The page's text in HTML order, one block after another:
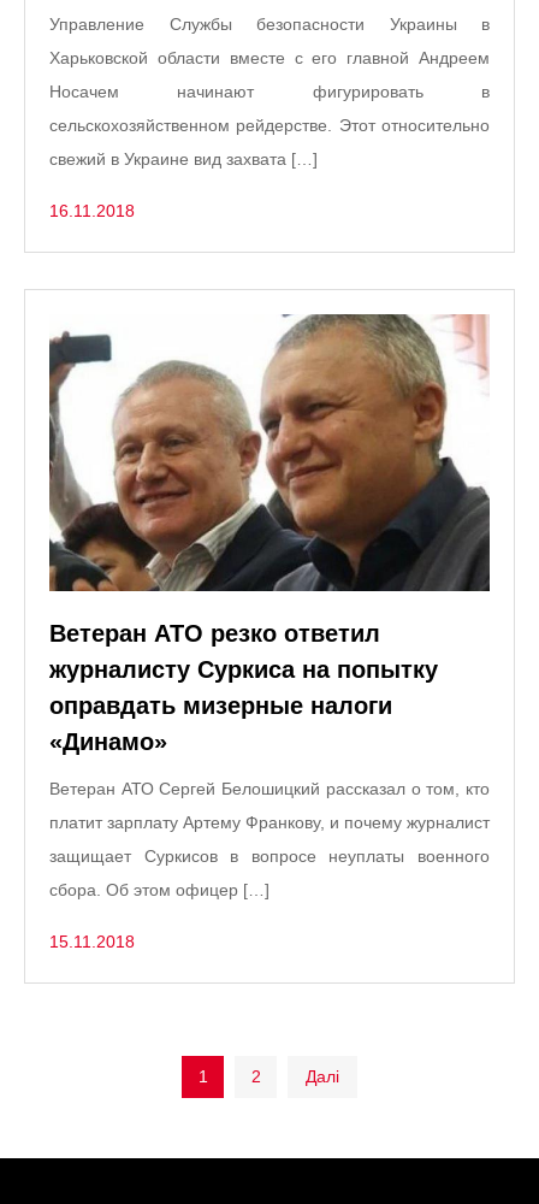
Управление Службы безопасности Украины в
Харьковской области вместе с его главной Андреем
Носачем начинают фигурировать в
сельскохозяйственном рейдерстве. Этот относительно
свежий в Украине вид захвата […]
16.11.2018
Ветеран АТО резко ответил
журналисту Суркиса на попытку
оправдать мизерные налоги
«Динамо»
Ветеран АТО Сергей Белошицкий рассказал о том, кто
платит зарплату Артему Франкову, и почему журналист
защищает Суркисов в вопросе неуплаты военного
сбора. Об этом офицер […]
15.11.2018
Пагінація
записів
1 2 Далі